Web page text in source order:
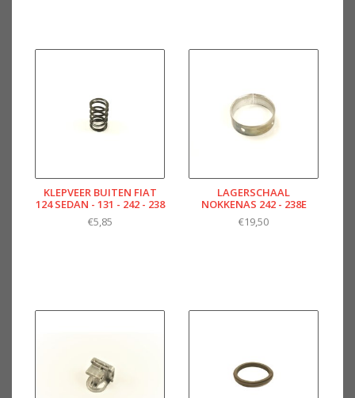
KLEPVEER BUITEN FIAT
124 SEDAN - 131 - 242 - 238
€5,85
LAGERSCHAAL
NOKKENAS 242 - 238E
€19,50